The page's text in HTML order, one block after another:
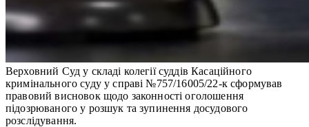
Верховний Суд у складі колегії суддів Касаційного
кримінального суду у справі №757/16005/22-к сформував
правовий висновок щодо законності оголошення
підозрюваного у розшук та зупинення досудового
розслідування.